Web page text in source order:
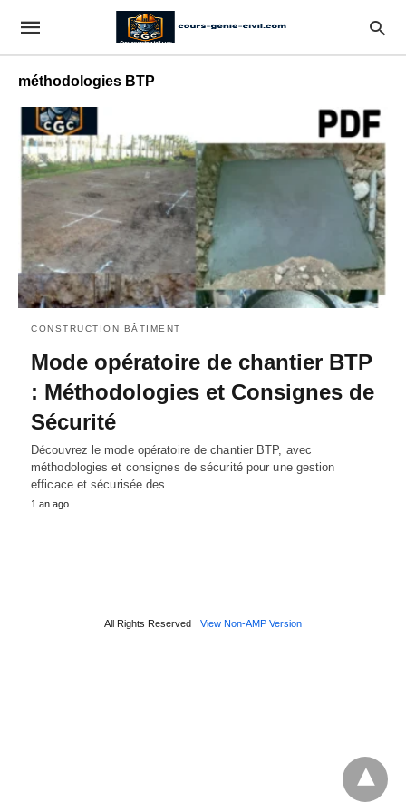
méthodologies BTP
CONSTRUCTION BÂTIMENT
Mode opératoire de chantier BTP
: Méthodologies et Consignes de
Sécurité
Découvrez le mode opératoire de chantier BTP, avec
méthodologies et consignes de sécurité pour une gestion
efficace et sécurisée des…
1 an ago
All Rights Reserved View Non-AMP Version